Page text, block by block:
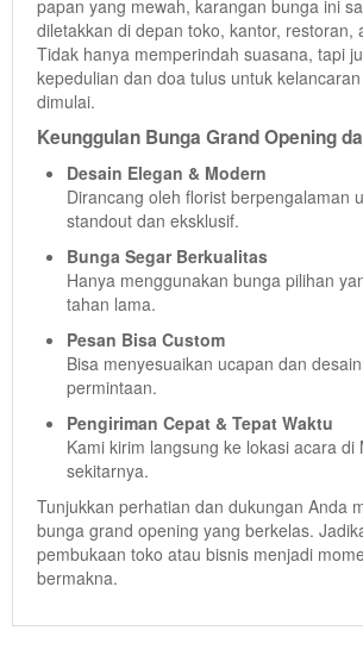
papan yang mewah, karangan bunga ini
diletakkan di depan toko, kantor, restoran,
Tidak hanya memperindah suasana, tapi
kepedulian dan doa tulus untuk
dimulai.
Keunggulan Bunga Grand Opening
Desain Elegan & Modern
Dirancang oleh florist berpengalaman
standout dan eksklusif.
Bunga Segar Berkualitas
Hanya menggunakan bunga pilihan
tahan lama.
Pesan Bisa Custom
Bisa menyesuaikan ucapan dan
permintaan.
Pengiriman Cepat & Tepat Waktu
Kami kirim langsung ke lokasi acara di
sekitarnya.
Tunjukkan perhatian dan dukungan Anda
bunga grand opening yang berkelas.
pembukaan toko atau bisnis menjadi
bermakna.